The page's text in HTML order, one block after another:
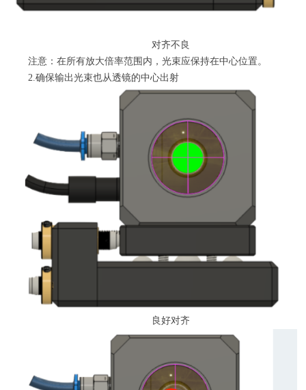
对齐不良
注意：在所有放大倍率范围内，光束应保持在中心位置。
2.确保输出光束也从透镜的中心出射
良好对齐